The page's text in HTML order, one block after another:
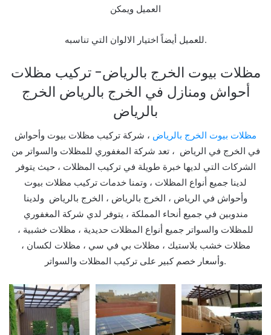
العميل ويمكن
للعميل أيضاً اختيار الالوان التي تناسبه.
مظلات بيوت الخرج بالرياض- تركيب مظلات
أحواش ومنازل في الخرج بالرياض الخرج
بالرياض
مظلات بيوت الخرج بالرياض ، شركة تركيب مظلات بيوت وأحواش
في الخرج في الرياض ، تعد شركة المغفوري للمظلات والسواتر من
الشركات التي لديها خبرة طويلة في تركيب المظلات ، حيث يتوفر
لدينا جميع أنواع المظلات ، وتمنا خدمات تركيب مظلات بيوت
وأحواش في الرياض ، الخرج بالرياض ، الخرج بالرياض ولدينا
مندوبين في جميع أنحاء المملكة ، يتوفر لدي شركة المغفوري
للمظلات والسواتر جميع أنواع المظلات حديدية ، مظلات خشبية ،
مظلات خشب بلاستيك ، مظلات بي في سي ، مظلات لكسان ،
وأسعار خصم كبير على تركيب المظلات والسواتر.